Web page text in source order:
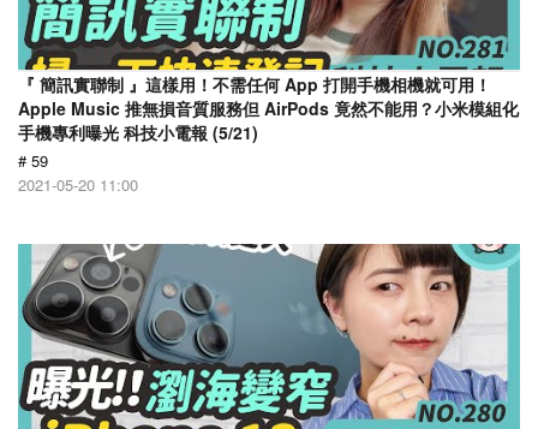
『 簡訊實聯制 』這樣用！不需任何 App 打開手機相機就可用！
Apple Music 推無損音質服務但 AirPods 竟然不能用？小米模組化
手機專利曝光 科技小電報 (5/21)
# 59
2021-05-20 11:00